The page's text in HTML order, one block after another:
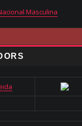
Masculina